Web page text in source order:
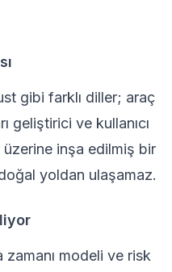
gibi farklı diller; araç
geliştirici ve kullanıcı
üzerine inşa edilmiş bir
yoldan ulaşamaz.
zamanı modeli ve risk